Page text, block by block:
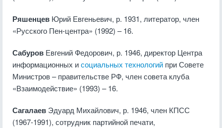
Ряшенцев Юрий Евгеньевич, р. 1931, литератор, член
«Русского Пен-центра» (1992) – 16.
Сабуров Евгений Федорович, р. 1946, директор Центра
информационных исоциальных технологий при Совете
Министров – правительстве РФ, член совета клуба
«Взаимодействие» (1993) – 16.
Сагалаев Эдуард Михайлович, р. 1946, член КПСС
(1967-1991), сотрудник партийной печати,